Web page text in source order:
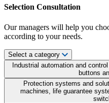
Selection Consultation
Our managers will help you
according to your needs.
Select a category
Industrial automation and
buttons
Protection systems and
machines, life guarantee